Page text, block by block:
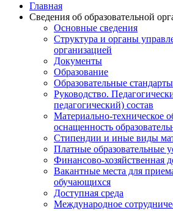
Главная
Сведения об образовательной
Основные сведения
Структура и органы
организацией
Документы
Образование
Образовательные стандарты
Руководство.
педагогический) состав
Материально-техническое
оснащенность
Стипендии и иные виды
Платные образовательные
Финансово-хозяйственная
Вакантные места для
обучающихся
Доступная среда
Международное